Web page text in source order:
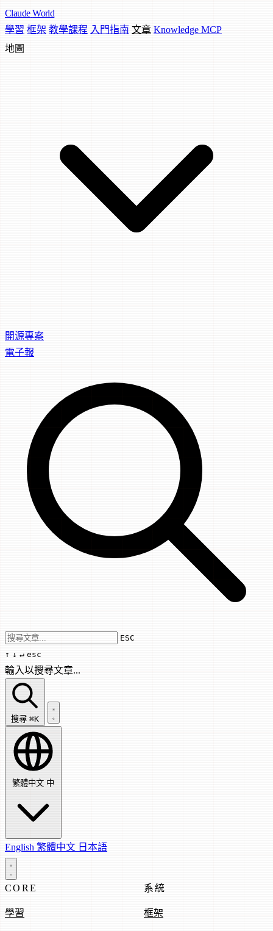
Claude World
學習 框架 教學課程 入門指南 文章 Knowledge MCP
地圖
開源專案
電子報
Use arrow keys to navigate results,
ESC
↑ ↓ ↵ esc
輸入以搜尋文章...
搜尋文章...
搜尋 ⌘K
繁體中文 中
English 繁體中文 日本語
CORE
學習
系統
框架